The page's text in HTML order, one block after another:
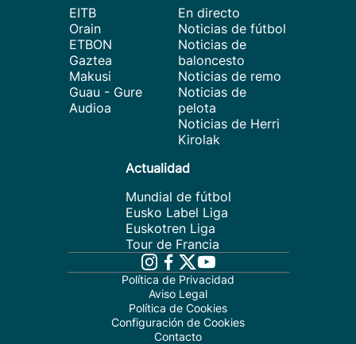
EITB
Orain
ETBON
Gaztea
Makusi
Guau - Gure
Audioa
En directo
Noticias de fútbol
Noticias de
baloncesto
Noticias de remo
Noticias de
pelota
Noticias de Herri
Kirolak
Actualidad
Mundial de fútbol
Eusko Label Liga
Euskotren Liga
Tour de Francia
Política de Privacidad
Aviso Legal
Política de Cookies
Configuración de Cookies
Contacto